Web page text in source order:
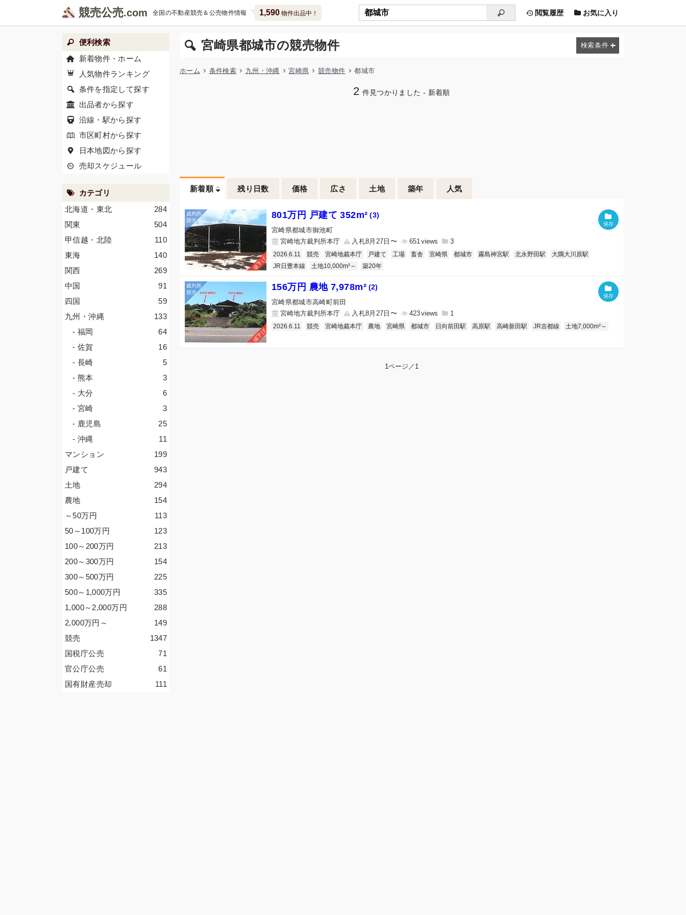
競売公売 全国の不動産競売＆公売物件情報 1,590物件出品中！ 閲覧履歴 お気に入り
宮崎県都城市の競売物件
ホーム 条件検索 九州・沖縄 宮崎県 競売物件 都城市
2 件見つかりました - 新着順
新着順 残り日数 価格 広さ 土地 築年 人気
値下げ
801万円 戸建て 352m² (3)
宮崎県都城市御池町
宮崎地方裁判所本庁
入札8月27日〜 651 3
2026.6.11 競売 宮崎地裁本庁 戸建て 工場 畜舎 宮崎県 都城市 霧島神宮駅 北永野田駅
大隅大川原駅
JR日豊本線
土地10,000m²～ 築20年
値下げ
156万円 農地 7,978m² (2)
宮崎県都城市高崎町前田
宮崎地方裁判所本庁
入札8月27日〜 423 1
2026.6.11 競売 宮崎地裁本庁 農地 宮崎県 都城市 日向前田駅 高原駅 高崎新田駅 JR吉都線 土地7,000m²～
1ページ／1
便利検索
新着物件・ホーム
人気物件ランキング
条件を指定して探す
出品者から探す
沿線・駅から探す
市区町村から探す
日本地図から探す
売却スケジュール
カテゴリ
284
北海道・東北
504
関東
110
甲信越・北陸
140
東海
269
関西
91
中国
59
四国
133
九州・沖縄
64
- 福岡
16
- 佐賀
5
- 長崎
3
- 熊本
6
- 大分
3
- 宮崎
25
- 鹿児島
11
- 沖縄
199
マンション
943
戸建て
294
土地
154
農地
113
～50万円
123
50～100万円
213
100～200万円
154
200～300万円
225
300～500万円
335
500～1,000万円
288
1,000～2,000万円
149
2,000万円 ～
1347
競売
71
国税庁公売
61
官公庁公売
111
国有財産売却